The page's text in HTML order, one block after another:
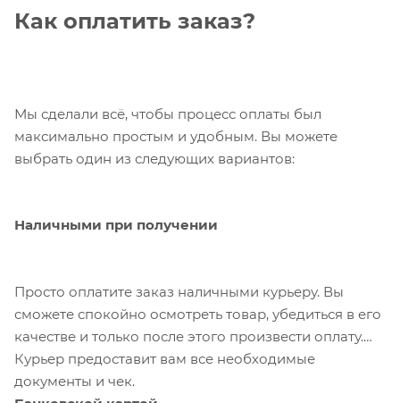
Как оплатить заказ?
Мы сделали всё, чтобы процесс оплаты был
максимально простым и удобным. Вы можете
выбрать один из следующих вариантов:
Наличными при получении
Просто оплатите заказ наличными курьеру. Вы
сможете спокойно осмотреть товар, убедиться в его
качестве и только после этого произвести оплату.
Курьер предоставит вам все необходимые
документы и чек.